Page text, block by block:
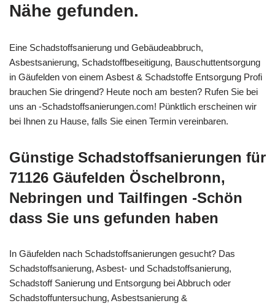
Nähe gefunden.
Eine Schadstoffsanierung und Gebäudeabbruch,
Asbestsanierung, Schadstoffbeseitigung, Bauschuttentsorgung
in Gäufelden von einem Asbest & Schadstoffe Entsorgung Profi
brauchen Sie dringend? Heute noch am besten? Rufen Sie bei
uns an -Schadstoffsanierungen.com! Pünktlich erscheinen wir
bei Ihnen zu Hause, falls Sie einen Termin vereinbaren.
Günstige Schadstoffsanierungen für
71126 Gäufelden Öschelbronn,
Nebringen und Tailfingen -Schön
dass Sie uns gefunden haben
In Gäufelden nach Schadstoffsanierungen gesucht? Das
Schadstoffsanierung, Asbest- und Schadstoffsanierung,
Schadstoff Sanierung und Entsorgung bei Abbruch oder
Schadstoffuntersuchung, Asbestsanierung &